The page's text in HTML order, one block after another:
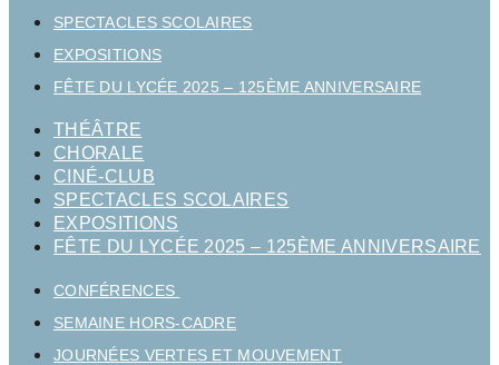
SPECTACLES SCOLAIRES
EXPOSITIONS
FÊTE DU LYCÉE 2025 – 125ÈME ANNIVERSAIRE
THÉÂTRE
CHORALE
CINÉ-CLUB
SPECTACLES SCOLAIRES
EXPOSITIONS
FÊTE DU LYCÉE 2025 – 125ÈME ANNIVERSAIRE
CONFÉRENCES
SEMAINE HORS-CADRE
JOURNÉES VERTES ET MOUVEMENT